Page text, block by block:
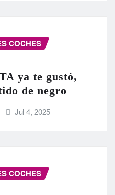
COCHES
ya te gustó,
de negro
Jul 4, 2025
COCHES